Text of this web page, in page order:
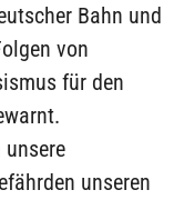
Bahn und
von
für den
unseren